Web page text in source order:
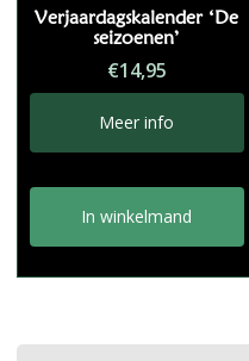
Verjaardagskalender ‘De
seizoenen’
€14,95
Meer info
In winkelmand